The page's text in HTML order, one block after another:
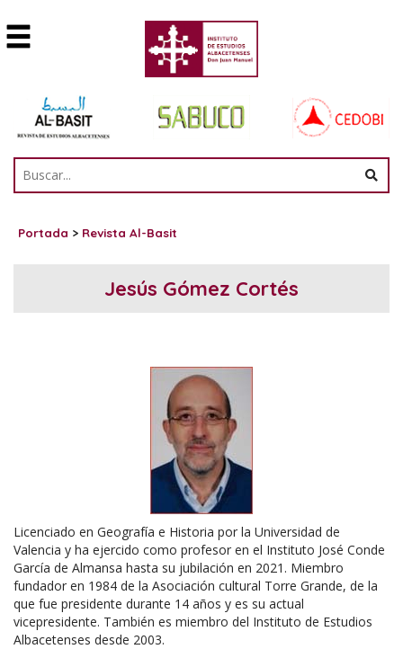
Portada > Revista Al-Basit
Jesús Gómez Cortés
Licenciado en Geografía e Historia por la Universidad de
Valencia y ha ejercido como profesor en el Instituto José Conde
García de Almansa hasta su jubilación en 2021. Miembro
fundador en 1984 de la Asociación cultural Torre Grande, de la
que fue presidente durante 14 años y es su actual
vicepresidente. También es miembro del Instituto de Estudios
Albacetenses desde 2003.